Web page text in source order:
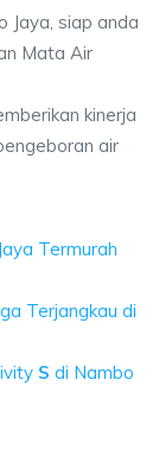
Jaya, siap anda
Mata Air
kinerja
air
Termurah
Terjangkau di
S di Nambo